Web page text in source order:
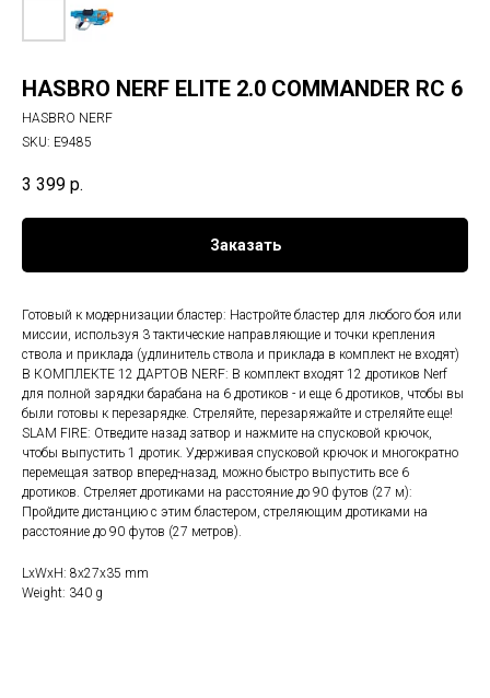
HASBRO NERF ELITE 2.0 COMMANDER RC 6
HASBRO NERF
SKU: E9485
3 399 р.
Заказать
Готовый к модернизации бластер: Настройте бластер для любого боя или
миссии, используя 3 тактические направляющие и точки крепления
ствола и приклада (удлинитель ствола и приклада в комплект не входят)
В КОМПЛЕКТЕ 12 ДАРТОВ NERF: В комплект входят 12 дротиков Nerf
для полной зарядки барабана на 6 дротиков - и еще 6 дротиков, чтобы вы
были готовы к перезарядке. Стреляйте, перезаряжайте и стреляйте еще!
SLAM FIRE: Отведите назад затвор и нажмите на спусковой крючок,
чтобы выпустить 1 дротик. Удерживая спусковой крючок и многократно
перемещая затвор вперед-назад, можно быстро выпустить все 6
дротиков. Стреляет дротиками на расстояние до 90 футов (27 м):
Пройдите дистанцию с этим бластером, стреляющим дротиками на
расстояние до 90 футов (27 метров).
LxWxH: 8x27x35 mm
Weight: 340 g